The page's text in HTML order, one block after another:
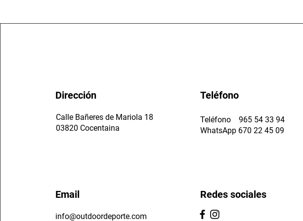
Dirección
​Calle Bañeres de Mariola 18
03820 Cocentaina
Email
info@outdoordeporte.com
Teléfono
Teléfono 965 54 33 94
WhatsApp 670 22 45 09
Redes sociales